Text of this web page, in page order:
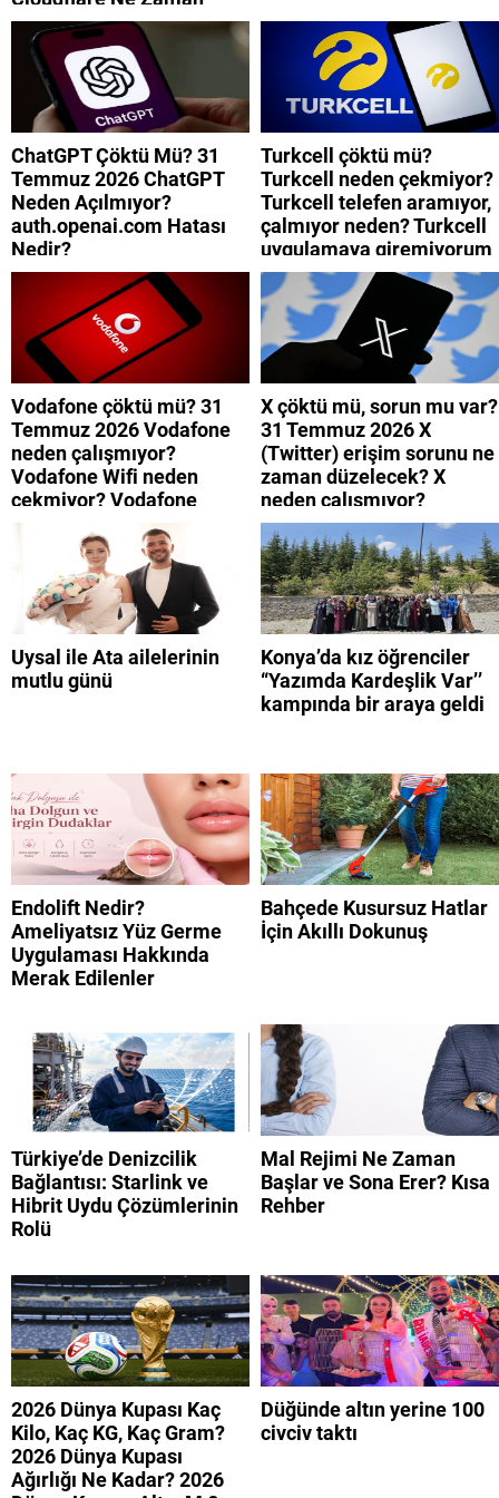
Düzelecek?
ChatGPT Çöktü Mü? 31
Temmuz 2026 ChatGPT
Neden Açılmıyor?
auth.openai.com Hatası
Nedir?
Turkcell çöktü mü?
Turkcell neden çekmiyor?
Turkcell telefen aramıyor,
çalmıyor neden? Turkcell
uygulamaya giremiyorum
neden? Turkcell internet
neden yavaş?
Vodafone çöktü mü? 31
Temmuz 2026 Vodafone
neden çalışmıyor?
Vodafone Wifi neden
çekmiyor? Vodafone
mobil uygulamaya neden
giremiyorum?
X çöktü mü, sorun mu var?
31 Temmuz 2026 X
(Twitter) erişim sorunu ne
zaman düzelecek? X
neden çalışmıyor?
Uysal ile Ata ailelerinin
mutlu günü
Konya’da kız öğrenciler
“Yazımda Kardeşlik Var’’
kampında bir araya geldi
Endolift Nedir?
Ameliyatsız Yüz Germe
Uygulaması Hakkında
Merak Edilenler
Bahçede Kusursuz Hatlar
İçin Akıllı Dokunuş
Türkiye’de Denizcilik
Bağlantısı: Starlink ve
Hibrit Uydu Çözümlerinin
Rolü
Mal Rejimi Ne Zaman
Başlar ve Sona Erer? Kısa
Rehber
2026 Dünya Kupası Kaç
Kilo, Kaç KG, Kaç Gram?
2026 Dünya Kupası
Ağırlığı Ne Kadar? 2026
Düğünde altın yerine 100
civciv taktı